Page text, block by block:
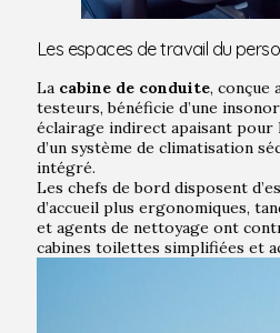
Les espaces de travail du
La cabine de conduite, conçue
testeurs, bénéficie d’une
éclairage indirect apaisant pour
d’un système de climatisation
intégré.
Les chefs de bord disposent
d’accueil plus ergonomiques,
et agents de nettoyage ont
cabines toilettes simplifiées et